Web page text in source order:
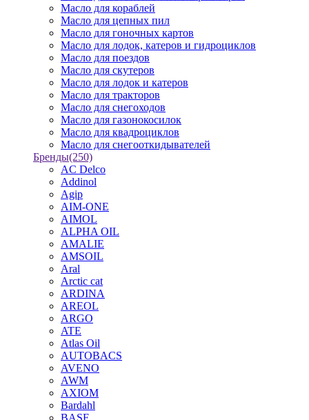
Масло для кораблей
Масло для цепных пил
Масло для гоночных картов
Масло для лодок, катеров и гидроциклов
Масло для поездов
Масло для скутеров
Масло для лодок и катеров
Масло для тракторов
Масло для снегоходов
Масло для газонокосилок
Масло для квадроциклов
Масло для снегооткидывателей
Бренды(250)
AC Delco
Addinol
Agip
AIM-ONE
AIMOL
ALPHA OIL
AMALIE
AMSOIL
Aral
Arctic cat
ARDINA
AREOL
ARGO
ATE
Atlas Oil
AUTOBACS
AVENO
AWM
AXIOM
Bardahl
BASF